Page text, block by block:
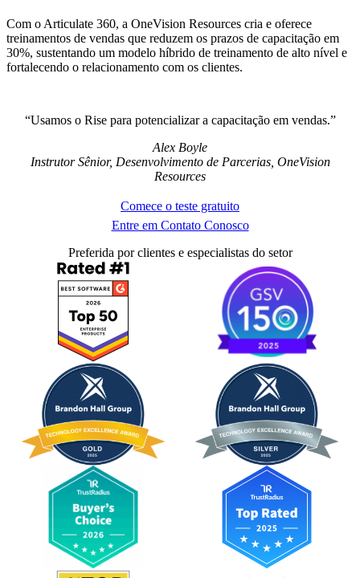
Com o Articulate 360, a OneVision Resources cria e oferece
treinamentos de vendas que reduzem os prazos de capacitação em
30%, sustentando um modelo híbrido de treinamento de alto nível e
fortalecendo o relacionamento com os clientes.
Usamos o Rise para potencializar a capacitação em vendas.
Alex Boyle
Instrutor Sênior, Desenvolvimento de Parcerias, OneVision
Resources
Comece o teste gratuito
Entre em Contato Conosco
Preferida por clientes e especialistas do setor